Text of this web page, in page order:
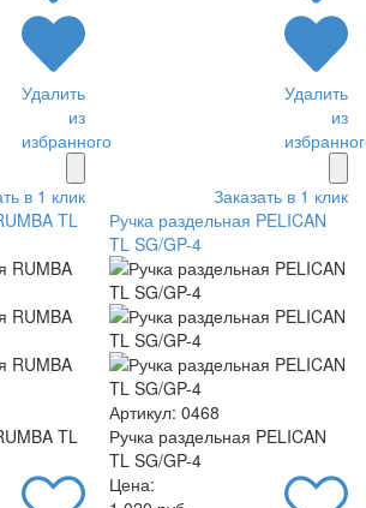
Удалить
из
избранного
в 1 клик
Удалить
из
Заказать в 1 клик
TL
TL
Ручка раздельная PELICAN
TL SG/GP-4
Артикул: 0468
Ручка раздельная PELICAN
TL SG/GP-4
Цена: